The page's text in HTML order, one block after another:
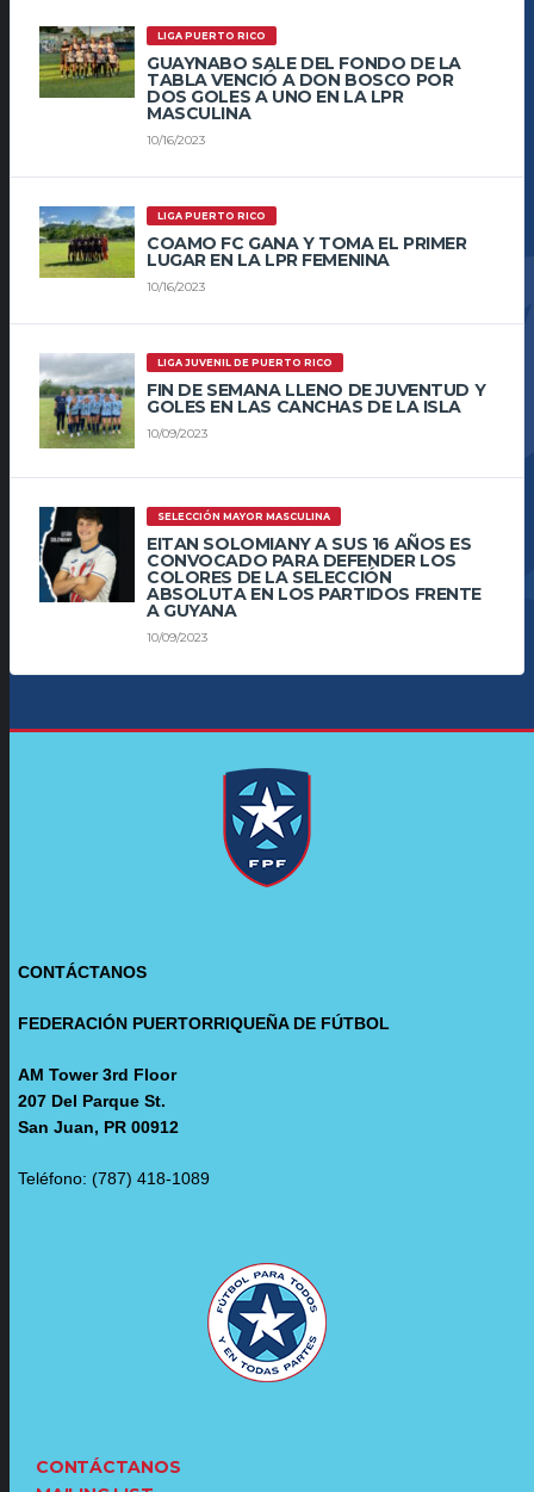
LIGA PUERTO RICO
GUAYNABO SALE DEL FONDO DE LA
TABLA VENCIÓ A DON BOSCO POR
DOS GOLES A UNO EN LA LPR
MASCULINA
10/16/2023
LIGA PUERTO RICO
COAMO FC GANA Y TOMA EL PRIMER
LUGAR EN LA LPR FEMENINA
10/16/2023
LIGA JUVENIL DE PUERTO RICO
FIN DE SEMANA LLENO DE JUVENTUD Y
GOLES EN LAS CANCHAS DE LA ISLA
10/09/2023
SELECCIÓN MAYOR MASCULINA
EITAN SOLOMIANY A SUS 16 AÑOS ES
CONVOCADO PARA DEFENDER LOS
COLORES DE LA SELECCIÓN
ABSOLUTA EN LOS PARTIDOS FRENTE
A GUYANA
10/09/2023
CONTÁCTANOS
FEDERACIÓN PUERTORRIQUEÑA DE FÚTBOL
AM Tower 3rd Floor
207 Del Parque St.
San Juan, PR 00912
Teléfono: (787) 418-1089
CONTÁCTANOS